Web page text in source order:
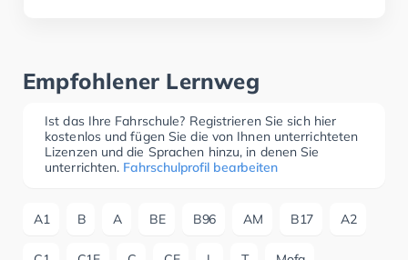
Empfohlener Lernweg
Ist das Ihre Fahrschule? Registrieren Sie sich hier
kostenlos und fügen Sie die von Ihnen unterrichteten
Lizenzen und die Sprachen hinzu, in denen Sie
unterrichten. Fahrschulprofil bearbeiten
A1 B A BE B96 AM B17 A2